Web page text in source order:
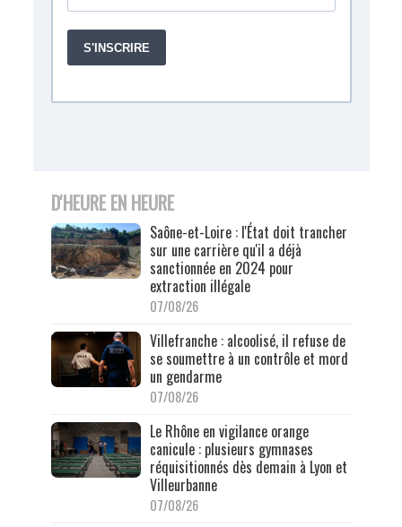
D'HEURE EN HEURE
Saône-et-Loire : l'État doit trancher
sur une carrière qu'il a déjà
sanctionnée en 2024 pour
extraction illégale
07/08/26
Villefranche : alcoolisé, il refuse de
se soumettre à un contrôle et mord
un gendarme
07/08/26
Le Rhône en vigilance orange
canicule : plusieurs gymnases
réquisitionnés dès demain à Lyon et
Villeurbanne
07/08/26